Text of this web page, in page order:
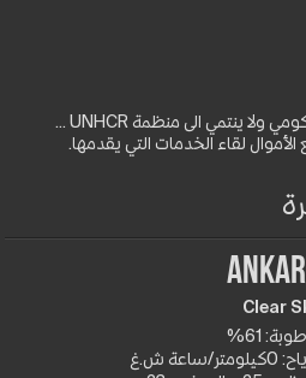
بوابة اللجوء والهجرة موقع غير حكومي ولا ينتمي الى منظمة UNHCR ...
لقاء الخدمات التي يقدمها.
Clear
61%
ساعة ش.غ